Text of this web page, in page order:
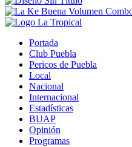
Portada
Club Puebla
Pericos de Puebla
Local
Nacional
Internacional
Estadísticas
BUAP
Opinión
Programas